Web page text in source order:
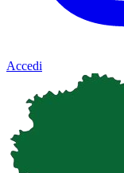
Accedi